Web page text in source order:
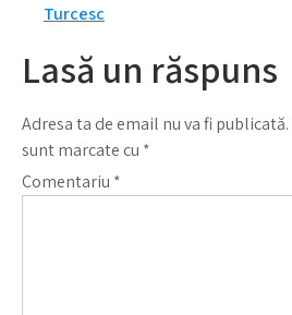
Turcesc
Lasă un răspuns
Adresa ta de email nu va fi publicată.
sunt marcate cu *
Comentariu *